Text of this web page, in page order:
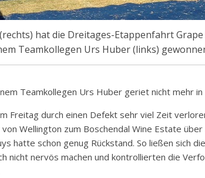
hat die Dreitages-Etappenfahrt
Teamkollegen Urs Huber (links)
Teamkollegen Urs Huber geriet nicht mehr in
Freitag durch einen Defekt sehr viel Zeit
Wellington zum Boschendal Wine Estate
hatte schon genug Rückstand. So ließen sich
nicht nervös machen und kontrollierten die